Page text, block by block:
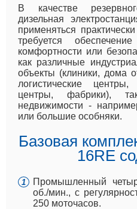
В качестве
дизельная
применяться
требуется
комфортности или
как различные
объекты (клиники, дома
логистические
центры, фабрики),
недвижимости -
или большие особняки.
Базовая
16RE
Промышленный
об./мин., с
250 моточасов.